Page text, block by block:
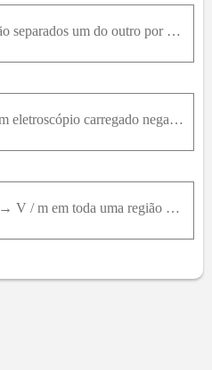
Dois eletrodos de área A estão separados um do outro por uma distância d, formando um capacitor de placas paralelas. Os eletrodos estão carregados com ± q .a. Qual será o aumento infinitesimal dU de e
A FIGURA Q30.8 mostra um eletroscópio carregado negativamente. A folha de ouro permanece afastada da haste metálica rígida. O potencial elétrico da folha é maior, menor ou igual ao potencial da haste?
3. a. Suponha que E → = 0 → V / m em toda uma região do espaço. Você pode concluir que V = 0 V nesta região? Explique.b. Suponha V = 0 V em toda uma região do espaço. Você pode concluir que nesta regi